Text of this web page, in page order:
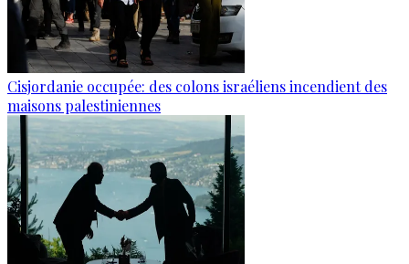
Cisjordanie occupée: des colons israéliens incendient des
maisons palestiniennes